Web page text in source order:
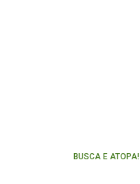
BUSCA E ATOPA!